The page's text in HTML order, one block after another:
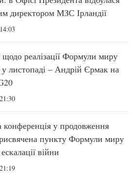
директором МЗС Ірландії
реалізації Формули миру
у листопаді – Андрій Єрмак на
конференція у продовження
пункту Формули миру
війни